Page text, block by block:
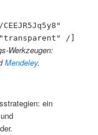
/]
Werkzeugen:
Mendeley.
ein